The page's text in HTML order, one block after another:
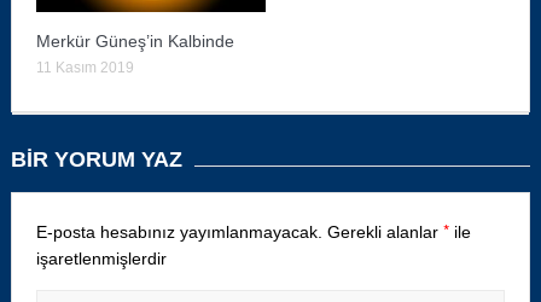
Merkür Güneş’in Kalbinde
11 Kasım 2019
BIR YORUM YAZ
E-posta hesabınız yayımlanmayacak. Gerekli alanlar *ile
işaretlenmişlerdir